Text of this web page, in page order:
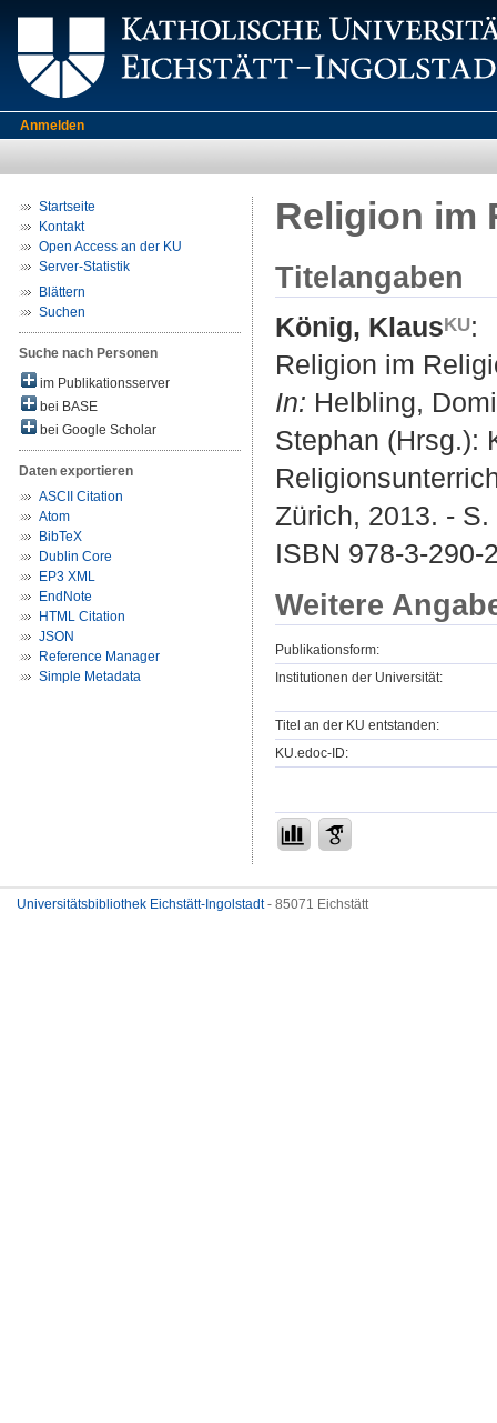
Anmelden
Startseite
Kontakt
Open Access an der KU
Server-Statistik
Blättern
Suchen
Suche nach Personen
im Publikationsserver
bei BASE
bei Google Scholar
Daten exportieren
ASCII Citation
Atom
BibTeX
Dublin Core
EP3 XML
EndNote
HTML Citation
JSON
Reference Manager
Simple Metadata
Religion im
Titelangaben
König, Klaus
:
Religion im
In: Helbling,
Stephan (Hrsg.):
Zürich, 2013. - S.
ISBN 978-3-290-
Weitere
Publikationsform:
Institutionen der Universität:
Titel an der KU entstanden:
KU.edoc-ID:
Universitätsbibliothek Eichstätt-Ingolstadt- 85071 Eichstätt